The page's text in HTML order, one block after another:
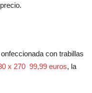
con trabillas
x 270 99,99 euros, la